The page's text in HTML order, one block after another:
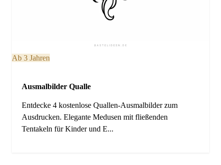
Ab 3 Jahren
Ausmalbilder Qualle
Entdecke 4 kostenlose Quallen-Ausmalbilder zum
Ausdrucken. Elegante Medusen mit fließenden
Tentakeln für Kinder und E...